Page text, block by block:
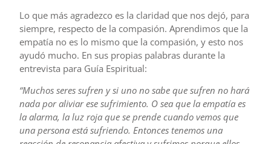
Lo que más agradezco es la claridad que nos dejó, para
siempre, respecto de la compasión. Aprendimos que la
empatía no es lo mismo que la compasión, y esto nos
ayudó mucho. En sus propias palabras durante la
entrevista para Guía Espiritual:
“Muchos seres sufren y si uno no sabe que sufren no hará
nada por aliviar ese sufrimiento. O sea que la empatía es
la alarma, la luz roja que se prende cuando vemos que
una persona está sufriendo. Entonces tenemos una